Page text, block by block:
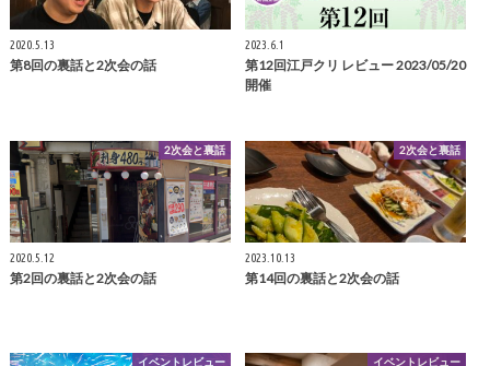
2020.5.13
第8回の裏話と2次会の話
2023.6.1
第12回江戸クリ レビュー 2023/05/20
開催
2次会と裏話
2020.5.12
第2回の裏話と2次会の話
2次会と裏話
2023.10.13
第14回の裏話と2次会の話
イベントレビュー イベントレビュー